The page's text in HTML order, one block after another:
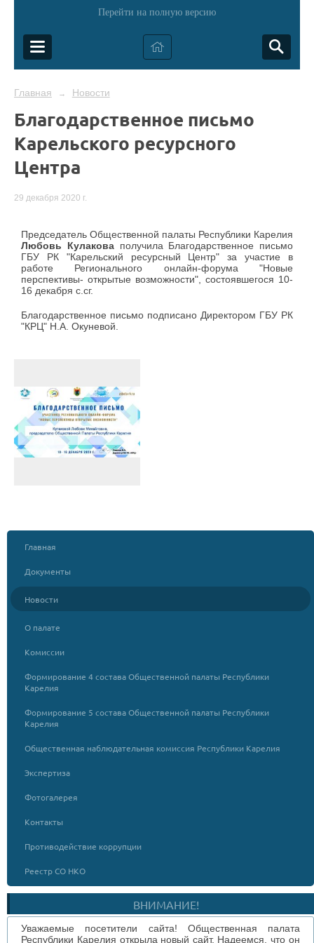
Перейти на полную версию
Главная → Новости
Благодарственное письмо
Карельского ресурсного
Центра
29 декабря 2020 г.
Председатель Общественной палаты Республики Карелия
Любовь Кулакова получила Благодарственное письмо
ГБУ РК "Карельский ресурсный Центр" за участие в
работе Регионального онлайн-форума "Новые
перспективы- открытые возможности", состоявшегося 10-
16 декабря с.сг.
Благодарственное письмо подписано Директором ГБУ РК
"КРЦ" Н.А. Окуневой.
Главная
Документы
Новости
О палате
Комиссии
Формирование 4 состава Общественной палаты Республики
Карелия
Формирование 5 состава Общественной палаты Республики
Карелия
Общественная наблюдательная комиссия Республики Карелия
Экспертиза
Фотогалерея
Контакты
Противодействие коррупции
Реестр СО НКО
ВНИМАНИЕ!
Уважаемые посетители сайта! Общественная палата
Республики Карелия открыла новый сайт. Надеемся, что он